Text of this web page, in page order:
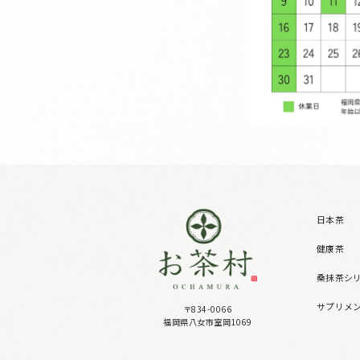
〒834-0066
福岡県八女市室岡1069
日本茶
健康茶
桑抹茶シ
サプリメ